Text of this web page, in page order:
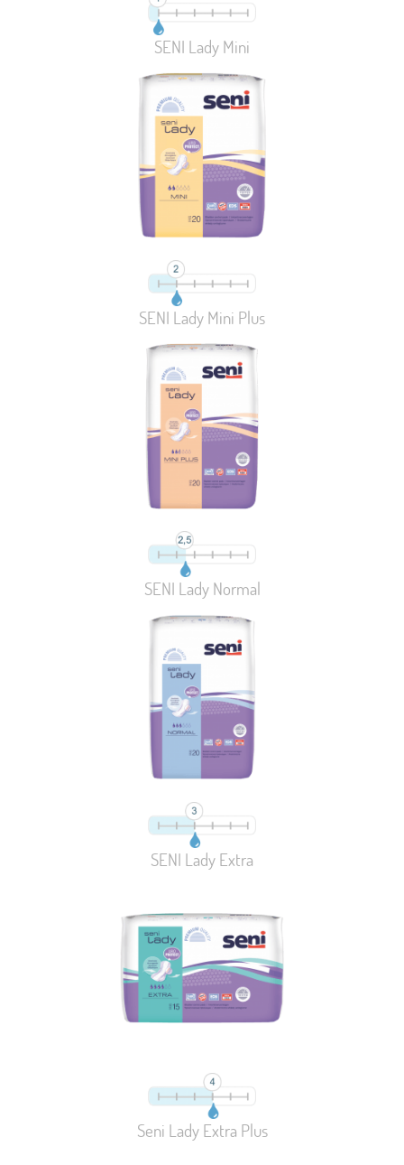
SENI Lady Mini
SENI Lady Mini Plus
SENI Lady Normal
SENI Lady Extra
Seni Lady Extra Plus